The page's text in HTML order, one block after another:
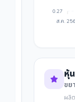
0.27
ส.ค.
หุ้
ขย
ผลิ